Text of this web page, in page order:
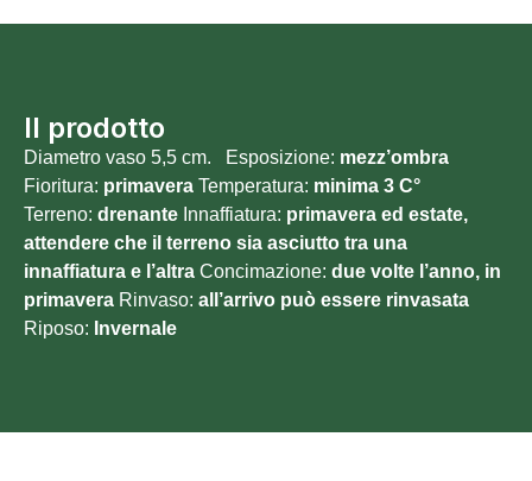
Il prodotto
Diametro vaso 5,5 cm. Esposizione: mezz’ombra
Fioritura: primavera Temperatura: minima 3 C°
Terreno: drenante Innaffiatura: primavera ed estate,
attendere che il terreno sia asciutto tra una
innaffiatura e l’altra Concimazione: due volte l’anno, in
primavera Rinvaso: all’arrivo può essere rinvasata
Riposo: Invernale